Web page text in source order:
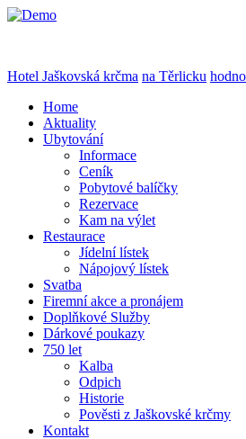
Hotel Jaškovská krčma na Těrlicku
Home
Aktuality
Ubytování
Informace
Ceník
Pobytové balíčky
Rezervace
Kam na výlet
Restaurace
Jídelní lístek
Nápojový lístek
Svatba
Firemní akce a pronájem
Doplňkové Služby
Dárkové poukazy
750 let
Kalba
Odpich
Historie
Pověsti z Jaškovské krčmy
Kontakt